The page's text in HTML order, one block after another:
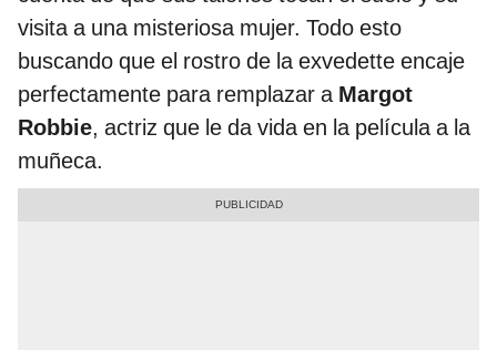
visita a una misteriosa mujer. Todo esto
buscando que el rostro de la exvedette encaje
perfectamente para remplazar a Margot
Robbie, actriz que le da vida en la película a la
muñeca.